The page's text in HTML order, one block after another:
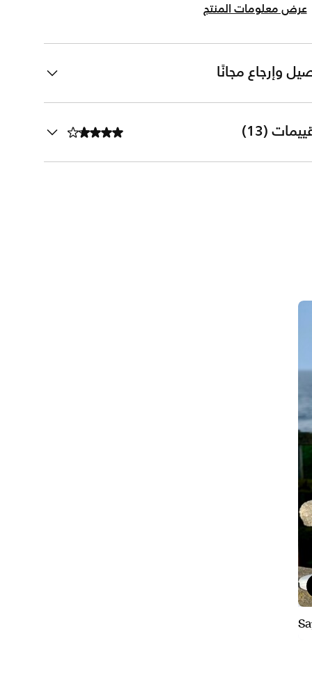
عرض معلومات المنتج
وإرجاع مجانًا
(13)